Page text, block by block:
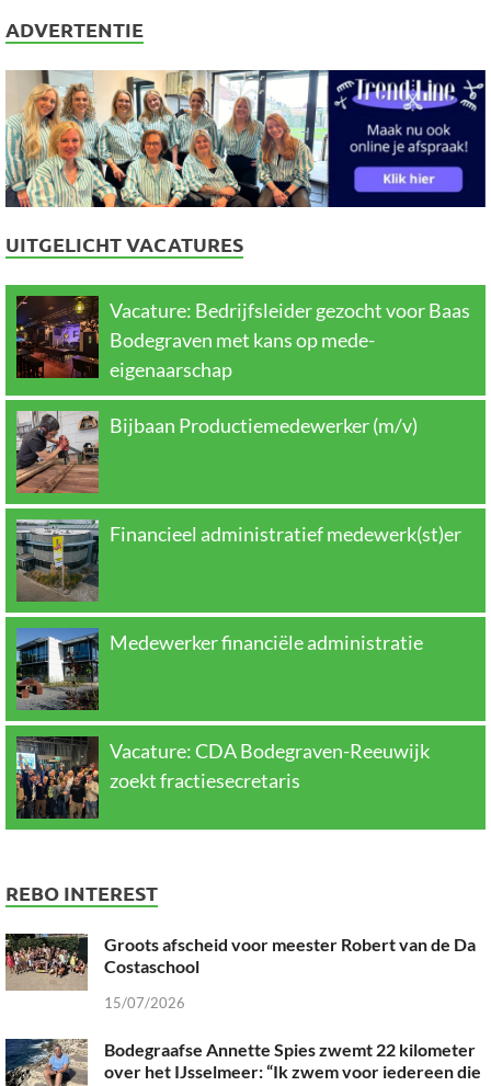
ADVERTENTIE
UITGELICHT VACATURES
Vacature: Bedrijfsleider gezocht voor Baas
Bodegraven met kans op mede-
eigenaarschap
Bijbaan Productiemedewerker (m/v)
Financieel administratief medewerk(st)er
Medewerker financiële administratie
Vacature: CDA Bodegraven-Reeuwijk
zoekt fractiesecretaris
REBO INTEREST
Groots afscheid voor meester Robert van de Da
Costaschool
15/07/2026
Bodegraafse Annette Spies zwemt 22 kilometer
over het IJsselmeer: “Ik zwem voor iedereen die